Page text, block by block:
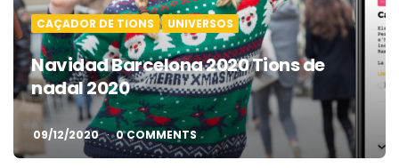
CAÇADOR DE TIONS UNIVERSOS
Navidad Barcelona 2020 Tions de
nadal 2020
09/12/2020 0 COMMENTS